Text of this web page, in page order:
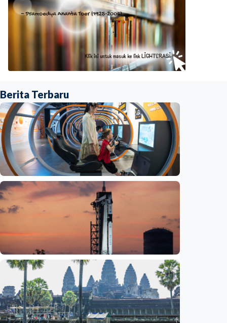
Berita Terbaru
Iptek
Jelang misi bawa pulang sampel Mars, China
siapkan laboratorium perlindungan planet
Indonesia
Iptek
Bagian roket Falcon 9 SpaceX akan hantam
Bulan, NASA pastikan Bumi aman
Indonesia•05 Aug 2026